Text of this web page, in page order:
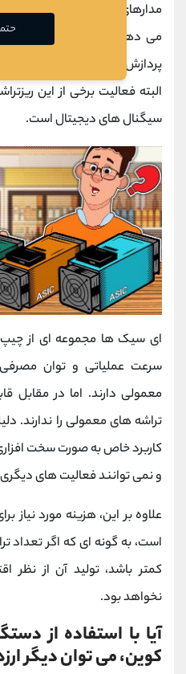
مدارهای مجتمع یا ریز تراشه،
می دهند. هر یک از این
پردازش هر یک از این ورودی
البته فعالیت برخی از این
سیگنال های دیجیتال است.
ای سیک ها مجموعه ای از چیپ
سرعت عملیاتی و توان مصرفی
معمولی دارند. اما در مقابل
تراشه های معمولی را ندارند.
کاربرد خاص به صورت سخت
و نمی توانند فعالیت های
علاوه بر این، هزینه مورد نیاز
است، به گونه ای که اگر تعداد
کمتر باشد، تولید آن از نظر
نخواهد بود.
آیا با استفاده از
کوین، می توان دیگر